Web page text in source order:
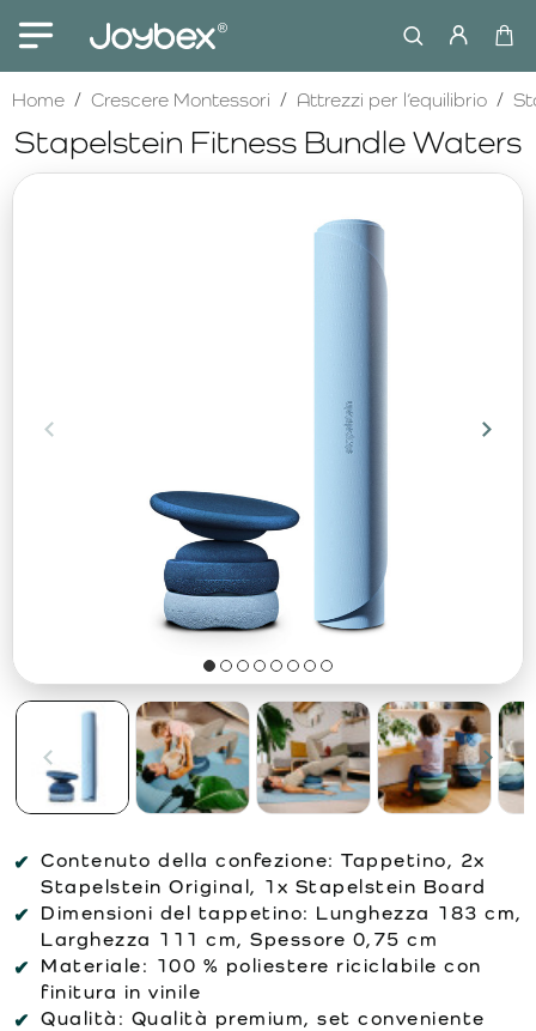
Stapelstein Fitness Bundle Waters
HomehomeCrescere Montessori Attrezzi per l’equilibrio
Contenuto della confezione: Tappetino, 2x
Stapelstein Original, 1x Stapelstein Board
Dimensioni del tappetino: Lunghezza 183 cm,
Larghezza 111 cm, Spessore 0,75 cm
Materiale: 100 % poliestere riciclabile con
finitura in vinile
Qualità: Qualità premium, set conveniente